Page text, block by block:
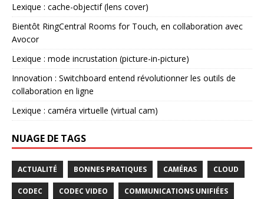
Lexique : cache-objectif (lens cover)
Bientôt RingCentral Rooms for Touch, en collaboration avec
Avocor
Lexique : mode incrustation (picture-in-picture)
Innovation : Switchboard entend révolutionner les outils de
collaboration en ligne
Lexique : caméra virtuelle (virtual cam)
NUAGE DE TAGS
ACTUALITÉ BONNES PRATIQUES CAMÉRAS CLOUD
CODEC CODEC VIDEO COMMUNICATIONS UNIFIÉES